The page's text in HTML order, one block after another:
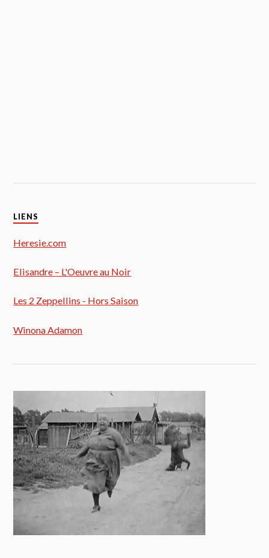
LIENS
Heresie.com
Elisandre – L'Oeuvre au Noir
Les 2 Zeppellins - Hors Saison
Winona Adamon